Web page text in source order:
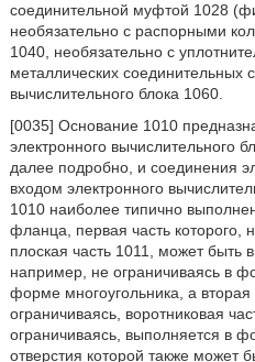
соединительной муфтой 1028
необязательно с распорными
1040, необязательно с
металлических соединительных
вычислительного блока 1060.
[0035] Основание 1010
электронного вычислительного
далее подробно, и соединения
входом электронного
1010 наиболее типично
фланца, первая часть которого,
плоская часть 1011, может
например, не ограничиваясь в
форме многоугольника, а
ограничиваясь, воротниковая
ограничиваясь, выполняется в
отверстия которой также может